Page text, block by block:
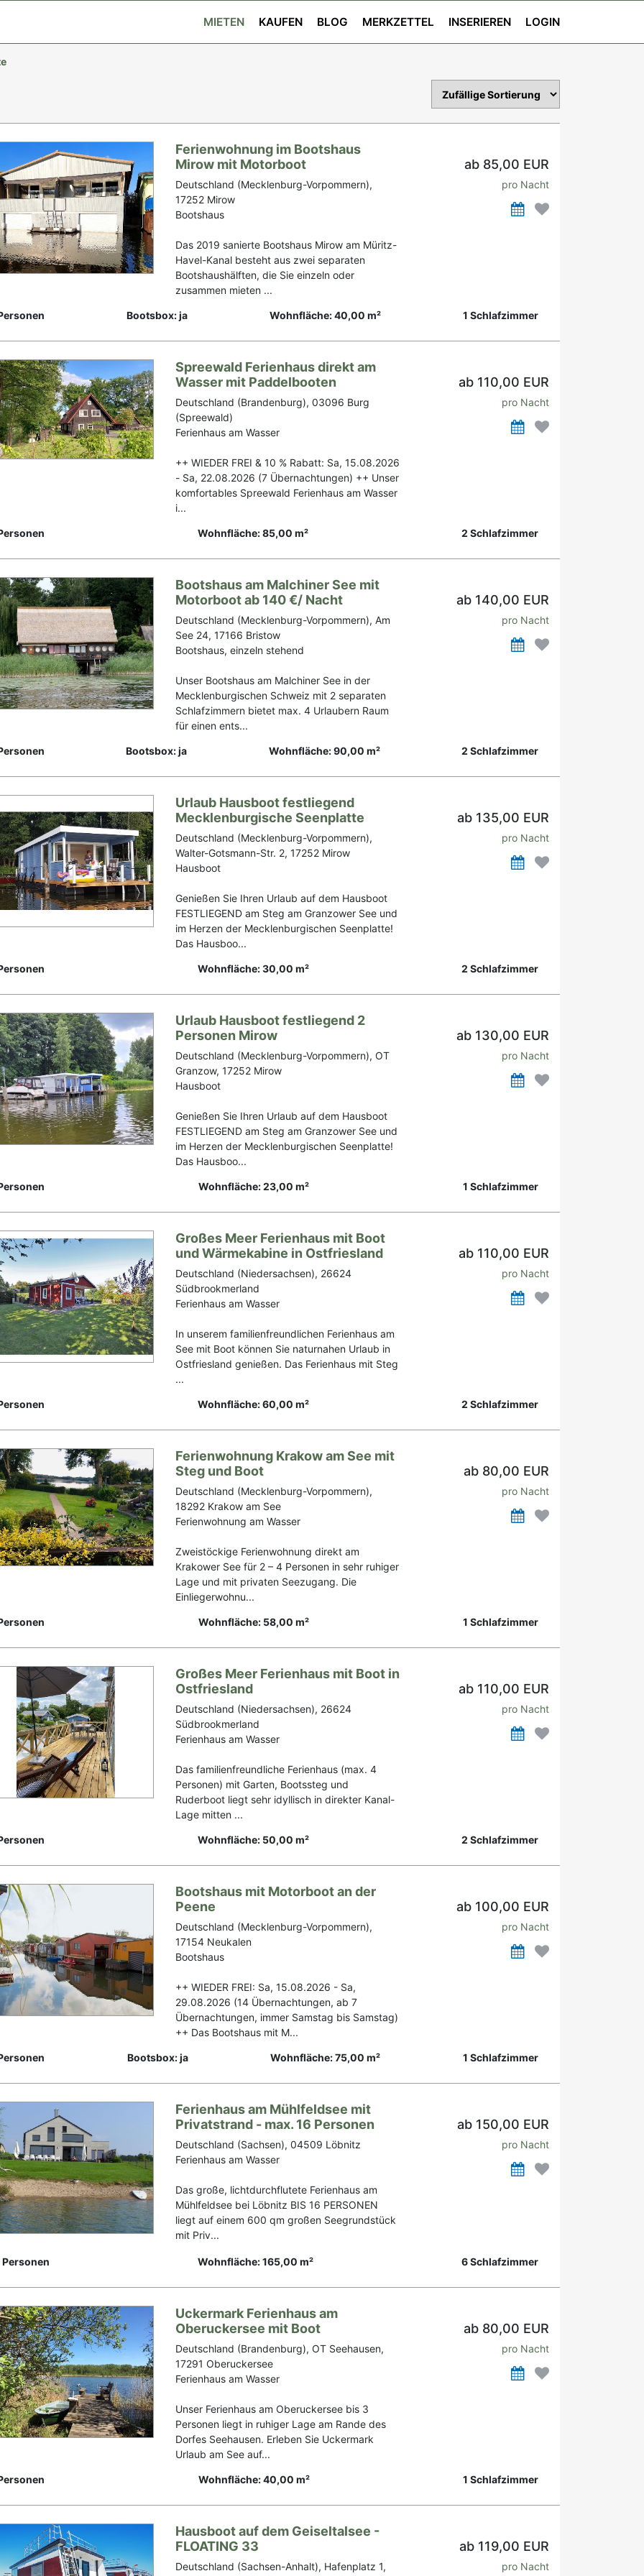
MIETEN KAUFEN BLOG MERKZETTEL INSERIEREN LOGIN
Ferienwohnung im Bootshaus
Mirow mit Motorboot
Deutschland (Mecklenburg-Vorpommern),
17252 Mirow
Bootshaus
Das 2019 sanierte Bootshaus Mirow am Müritz-
Havel-Kanal besteht aus zwei separaten
Bootshaushälften, die Sie einzeln oder
zusammen mieten ...
ab 85,00 EUR
pro Nacht
Bootsbox: ja Wohnfläche: 40,00 m² 1 Schlafzimmer
Spreewald Ferienhaus direkt am
Wasser mit Paddelbooten
Deutschland (Brandenburg), 03096 Burg
(Spreewald)
Ferienhaus am Wasser
++ WIEDER FREI & 10 % Rabatt: Sa, 15.08.2026
- Sa, 22.08.2026 (7 Übernachtungen) ++ Unser
komfortables Spreewald Ferienhaus am Wasser
i...
ab 110,00 EUR
pro Nacht
Wohnfläche: 85,00 m² 2 Schlafzimmer
Bootshaus am Malchiner See mit
Motorboot ab 140 €/ Nacht
Deutschland (Mecklenburg-Vorpommern), Am
See 24, 17166 Bristow
Bootshaus, einzeln stehend
Unser Bootshaus am Malchiner See in der
Mecklenburgischen Schweiz mit 2 separaten
Schlafzimmern bietet max. 4 Urlaubern Raum
für einen ents...
ab 140,00 EUR
pro Nacht
Bootsbox: ja Wohnfläche: 90,00 m² 2 Schlafzimmer
Urlaub Hausboot festliegend
Mecklenburgische Seenplatte
Deutschland (Mecklenburg-Vorpommern),
Walter-Gotsmann-Str. 2, 17252 Mirow
Hausboot
Genießen Sie Ihren Urlaub auf dem Hausboot
FESTLIEGEND am Steg am Granzower See und
im Herzen der Mecklenburgischen Seenplatte!
Das Hausboo...
ab 135,00 EUR
pro Nacht
Wohnfläche: 30,00 m² 2 Schlafzimmer
Urlaub Hausboot festliegend 2
Personen Mirow
Deutschland (Mecklenburg-Vorpommern), OT
Granzow, 17252 Mirow
Hausboot
Genießen Sie Ihren Urlaub auf dem Hausboot
FESTLIEGEND am Steg am Granzower See und
im Herzen der Mecklenburgischen Seenplatte!
Das Hausboo...
ab 130,00 EUR
pro Nacht
Wohnfläche: 23,00 m² 1 Schlafzimmer
Großes Meer Ferienhaus mit Boot
und Wärmekabine in Ostfriesland
Deutschland (Niedersachsen), 26624
Südbrookmerland
Ferienhaus am Wasser
In unserem familienfreundlichen Ferienhaus am
See mit Boot können Sie naturnahen Urlaub in
Ostfriesland genießen. Das Ferienhaus mit Steg
...
ab 110,00 EUR
pro Nacht
Wohnfläche: 60,00 m² 2 Schlafzimmer
Ferienwohnung Krakow am See mit
Steg und Boot
Deutschland (Mecklenburg-Vorpommern),
18292 Krakow am See
Ferienwohnung am Wasser
Zweistöckige Ferienwohnung direkt am
Krakower See für 2 – 4 Personen in sehr ruhiger
Lage und mit privaten Seezugang. Die
Einliegerwohnu...
ab 80,00 EUR
pro Nacht
Wohnfläche: 58,00 m² 1 Schlafzimmer
Großes Meer Ferienhaus mit Boot in
Ostfriesland
Deutschland (Niedersachsen), 26624
Südbrookmerland
Ferienhaus am Wasser
Das familienfreundliche Ferienhaus (max. 4
Personen) mit Garten, Bootssteg und
Ruderboot liegt sehr idyllisch in direkter Kanal-
Lage mitten ...
ab 110,00 EUR
pro Nacht
Wohnfläche: 50,00 m² 2 Schlafzimmer
Bootshaus mit Motorboot an der
Peene
Deutschland (Mecklenburg-Vorpommern),
17154 Neukalen
Bootshaus
++ WIEDER FREI: Sa, 15.08.2026 - Sa,
29.08.2026 (14 Übernachtungen, ab 7
Übernachtungen, immer Samstag bis Samstag)
++ Das Bootshaus mit M...
ab 100,00 EUR
pro Nacht
Bootsbox: ja Wohnfläche: 75,00 m² 1 Schlafzimmer
Ferienhaus am Mühlfeldsee mit
Privatstrand - max. 16 Personen
Deutschland (Sachsen), 04509 Löbnitz
Ferienhaus am Wasser
Das große, lichtdurchflutete Ferienhaus am
Mühlfeldsee bei Löbnitz BIS 16 PERSONEN
liegt auf einem 600 qm großen Seegrundstück
mit Priv...
ab 150,00 EUR
pro Nacht
Personen Wohnfläche: 165,00 m² 6 Schlafzimmer
Uckermark Ferienhaus am
Oberuckersee mit Boot
Deutschland (Brandenburg), OT Seehausen,
17291 Oberuckersee
Ferienhaus am Wasser
Unser Ferienhaus am Oberuckersee bis 3
Personen liegt in ruhiger Lage am Rande des
Dorfes Seehausen. Erleben Sie Uckermark
Urlaub am See auf...
ab 80,00 EUR
pro Nacht
Wohnfläche: 40,00 m² 1 Schlafzimmer
Hausboot auf dem Geiseltalsee -
FLOATING 33
Deutschland (Sachsen-Anhalt), Hafenplatz 1,
ab 119,00 EUR
pro Nacht